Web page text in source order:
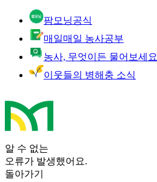
팜모닝공식
매일매일 농사공부
농사, 무엇이든 물어보세요
이웃들의 병해충 소식
알 수 없는
오류가 발생했어요.
돌아가기